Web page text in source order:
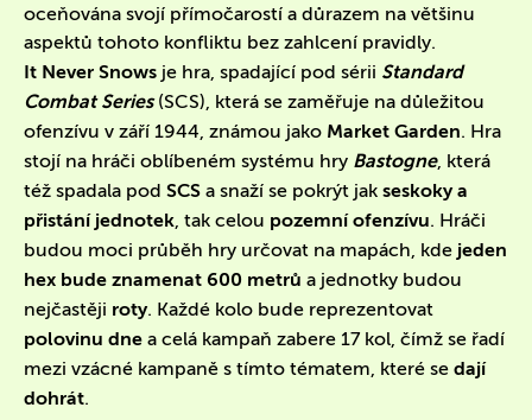
oceňována svojí přímočarostí a důrazem na většinu
aspektů tohoto konfliktu bez zahlcení pravidly.
It Never Snows je hra, spadající pod sérii Standard
Combat Series(SCS), která se zaměřuje na důležitou
ofenzívu v září 1944, známou jako Market Garden. Hra
stojí na hráči oblíbeném systému hry Bastogne, která
též spadala pod SCS a snaží se pokrýt jak seskoky a
přistání jednotek, tak celou pozemní ofenzívu. Hráči
budou moci průběh hry určovat na mapách, kde jeden
hex bude znamenat 600 metrů a jednotky budou
nejčastěji roty. Každé kolo bude reprezentovat
polovinu dne a celá kampaň zabere 17 kol, čímž se řadí
mezi vzácné kampaně s tímto tématem, které se dají
dohrát.